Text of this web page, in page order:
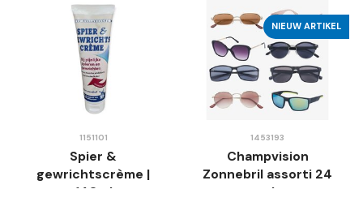
1151101
Spier &
gewrichtscrème |
140ml
NIEUW ARTIKEL
1453193
Champvision
Zonnebril assorti 24
stuks